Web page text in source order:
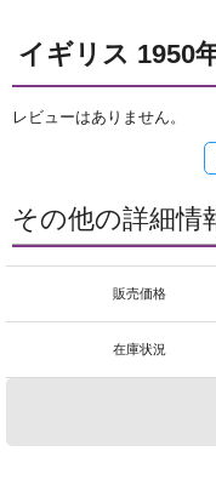
イギリス 1950
レビューはありません。
その他の詳細情
販売価格
在庫状況